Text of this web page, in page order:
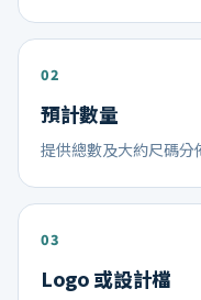
預計數量
提供總數及大約尺碼分
Logo 或設計檔